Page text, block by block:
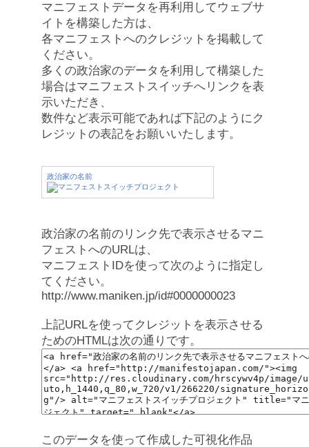
マニフェストデータを再利用してウェブサ
イトを構築した方は、
各マニフェストへのクレジットを掲載して
ください。
多くの政治家のデータを利用して構築した
場合はマニフェストスイッチへリンクを表
示いただき、
数件など表示可能であれば下記のようにク
レジットの表記をお願いいたします。
政治家の名前
政治家の名前のリンク先で表示させるマニ
フェストへのURLは、
マニフェストIDを使って次のように指定し
てください。
http://www.maniken.jp/id#0000000023
上記URLを使ってクレジットを表示させる
ためのHTMLは次の通りです。
このデータを使って作成した可視化作品